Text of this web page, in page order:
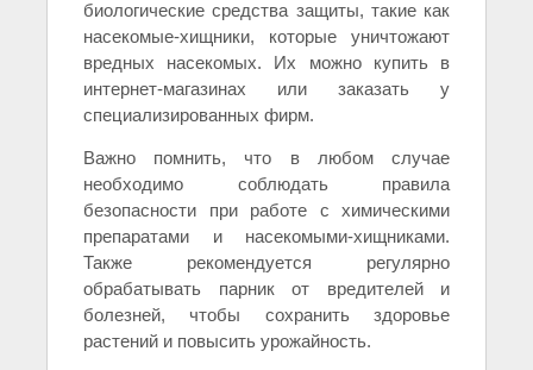
биологические средства защиты, такие как
насекомые-хищники, которые уничтожают
вредных насекомых. Их можно купить в
интернет-магазинах или заказать у
специализированных фирм.
Важно помнить, что в любом случае
необходимо соблюдать правила
безопасности при работе с химическими
препаратами и насекомыми-хищниками.
Также рекомендуется регулярно
обрабатывать парник от вредителей и
болезней, чтобы сохранить здоровье
растений и повысить урожайность.